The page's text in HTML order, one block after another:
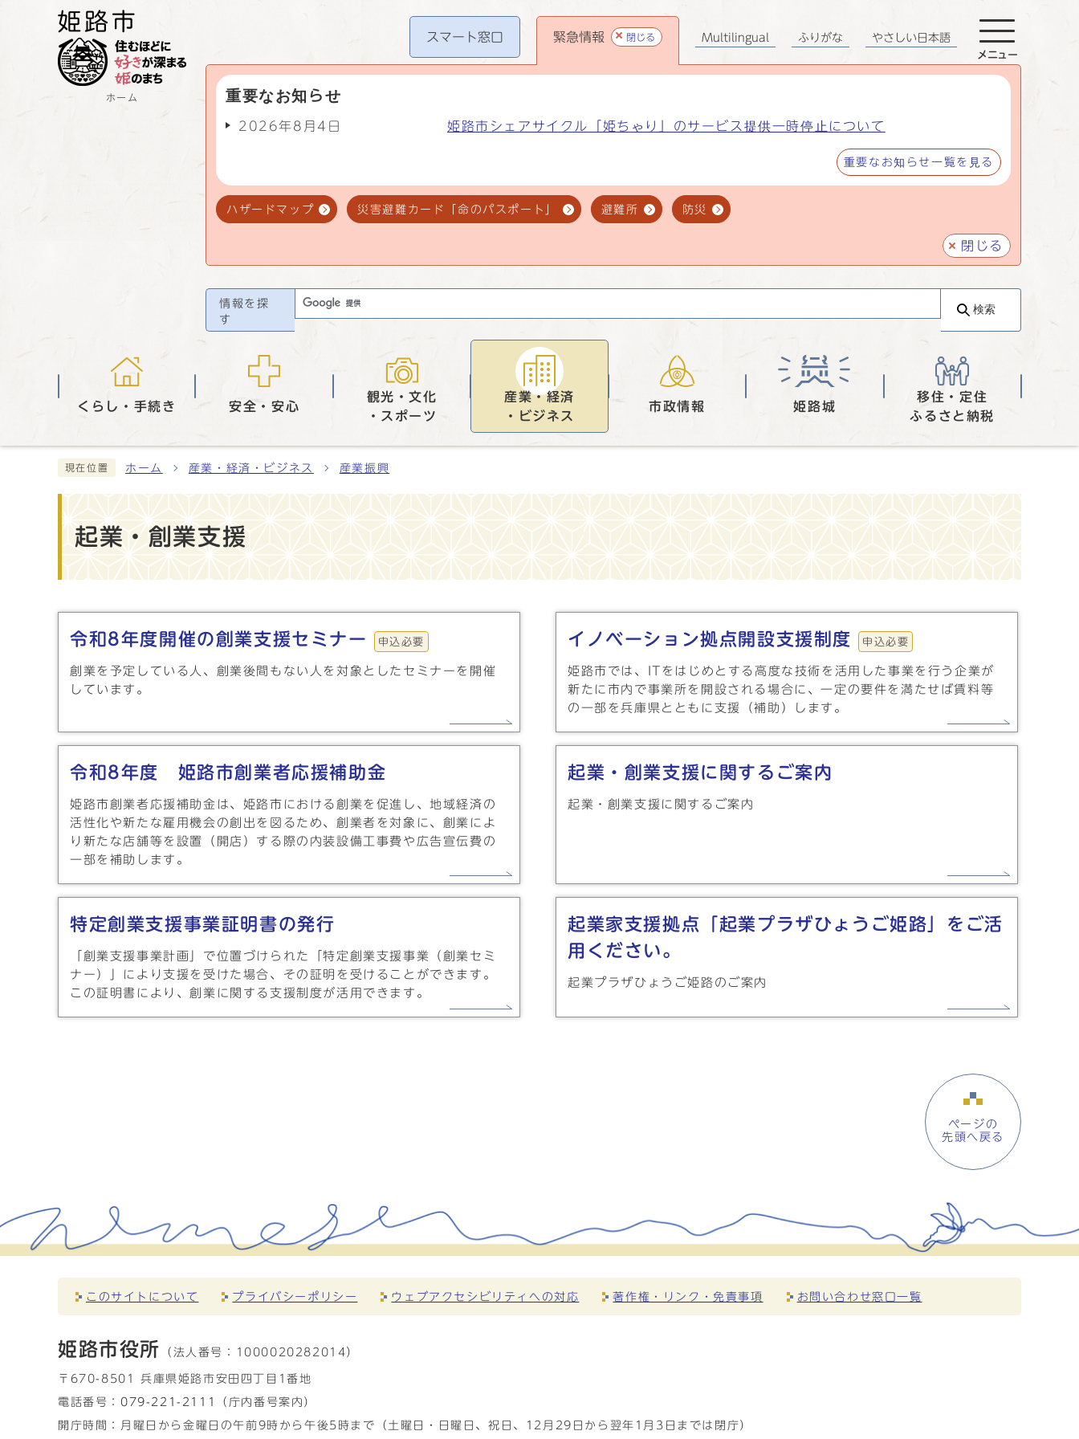
ホーム
スマート窓口 緊急情報 閉じる
重要なお知らせ
2026年8月4日 姫路市シェアサイクル「姫ちゃり」のサービス提供一時停止について
重要なお知らせ一覧を見る
ハザードマップ 災害避難カード「命のパスポート」 避難所 防災
閉じる
Multilingual ふりがな やさしい日本語
メニュー
情報を探
す
検索
くらし・手続き 安全・安心
観光・文化
・スポーツ
産業・経済
・ビジネス
市政情報 姫路城
移住・定住
ふるさと納税
現在位置 ホーム 産業・経済・ビジネス 産業振興
起業・創業支援
令和8年度開催の創業支援セミナー 申込必要
創業を予定している人、創業後間もない人を対象としたセミナーを開催
しています。
イノベーション拠点開設支援制度 申込必要
姫路市では、ITをはじめとする高度な技術を活用した事業を行う企業が
新たに市内で事業所を開設される場合に、一定の要件を満たせば賃料等
の一部を兵庫県とともに支援（補助）します。
令和8年度 姫路市創業者応援補助金
姫路市創業者応援補助金は、姫路市における創業を促進し、地域経済の
活性化や新たな雇用機会の創出を図るため、創業者を対象に、創業によ
り新たな店舗等を設置（開店）する際の内装設備工事費や広告宣伝費の
一部を補助します。
起業・創業支援に関するご案内
起業・創業支援に関するご案内
特定創業支援事業証明書の発行
「創業支援事業計画」で位置づけられた「特定創業支援事業（創業セミ
ナー）」により支援を受けた場合、その証明を受けることができます。
この証明書により、創業に関する支援制度が活用できます。
起業家支援拠点「起業プラザひょうご姫路」をご活
用ください。
起業プラザひょうご姫路のご案内
ページの
先頭へ戻る
このサイトについて プライバシーポリシー ウェブアクセシビリティへの対応 著作権・リンク・免責事項 お問い合わせ窓口一覧
姫路市役所 （法人番号： 1000020282014）
〒670-8501 兵庫県姫路市安田四丁目1番地
電話番号： 079-221-2111
（庁内番号案内）
開庁時間：月曜日から金曜日の午前9時から午後5時まで（土曜日・日曜日、祝日、12月29日から翌年1月3日までは閉庁）